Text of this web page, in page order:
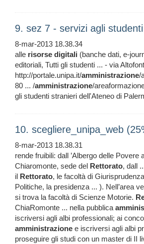
9. sez 7 - servizi agli
8-mar-2013 18.38.34
alle risorse digitali (banche dati, e-
editoriali, Tutti gli studenti ... - via
http://portale.unipa.it/amministrazione/
80 ... /amministrazione/
gli studenti stranieri dell'Ateneo di
10. scegliere_unipa_web
8-mar-2013 18.38.31
rende fruibili: dall ’Albergo delle Povere
Chiaromonte, sede del Rettorato, dall
il Rettorato, le facoltà di
Politiche, la presidenza ... ). Nell’area
si trova la facoltà di Scienze Motorie.
ChiaRomonte ... nella pubblica
iscriversi agli albi professionali; ai
amministrazione e iscriversi agli albi
proseguire gli studi con un master di II